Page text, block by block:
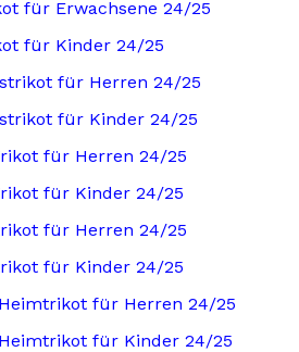
für Erwachsene 24/25
für Kinder 24/25
für Herren 24/25
für Kinder 24/25
für Herren 24/25
für Kinder 24/25
für Herren 24/25
für Kinder 24/25
Heimtrikot für Herren 24/25
Heimtrikot für Kinder 24/25